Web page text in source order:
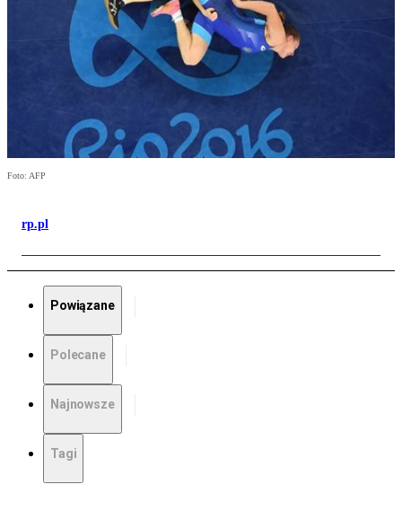
Foto: AFP
rp.pl
Powiązane
Polecane
Najnowsze
Tagi